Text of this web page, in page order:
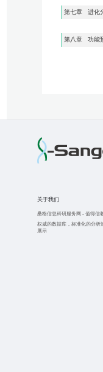
第七章 进化
第八章 功能
关于我们
桑格信息科研服务网 - 值得信
权威的数据库，标准化的分析
展示